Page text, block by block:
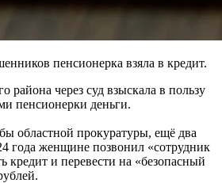
пенсионерка взяла в кредит.
района через суд взыскала в пользу
пенсионерки деньги.
областной прокуратуры, ещё два
года женщине позвонил «сотрудник
кредит и перевести на «безопасный